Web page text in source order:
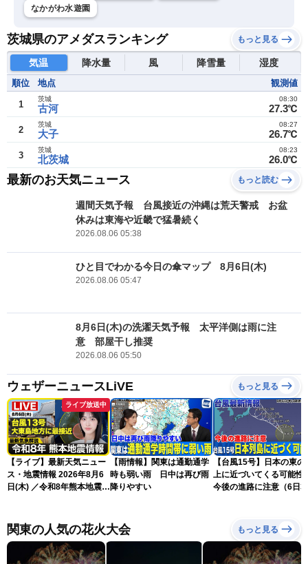
なかがわ水遊園
茨城県のアメダスランキング もっと見る
気温 降水量 風 降雪量 湿度
順位 地点 観測値
1 古河
茨城
27.3℃
08:30
2 大子
茨城
26.7℃
08:27
3 北茨城
茨城
26.0℃
08:23
最新のお天気ニュース もっと読む
週間天気予報 台風接近の沖縄は荒天警戒 お盆
休みは東海や近畿で猛暑続く
2026.08.06 05:38
ひと目でわかる今日の傘マップ 8月6日(木)
2026.08.06 05:47
8月6日(木)の洗濯天気予報 太平洋側は雨に注
意 部屋干し推奨
2026.08.06 05:50
ウェザーニュースLiVE もっと見る
ライブ放送中
【ライブ】最新天気ニュー
ス・地震情報 2026年8月6
日(木) ／令和8年熊本地震情
〈ウェザーニュースLiVEサ
ンシャイン・松本真央／山
口剛央〉
【雨情報】関東は通勤通学
時も弱い雨 日中は再び雨
降りやすい
【台風15号】日本の東の
上に近づいてくる可能
今後の進路に注意（6日3
関東の人気の花火大会 もっと見る